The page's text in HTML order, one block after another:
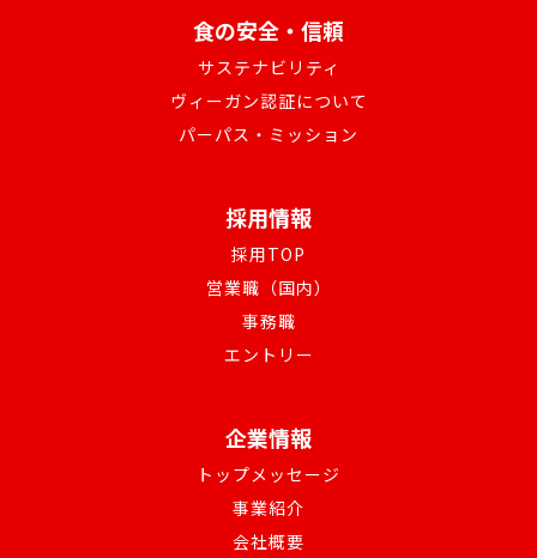
食の安全・信頼
サステナビリティ
ヴィーガン認証について
パーパス・ミッション
採用情報
採用TOP
営業職（国内）
事務職
エントリー
企業情報
トップメッセージ
事業紹介
会社概要